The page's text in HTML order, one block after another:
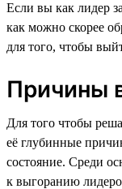
Если вы как лидер
как можно скорее
для того, чтобы
Причины
Для того чтобы
её глубинные
состояние. Среди
к выгоранию